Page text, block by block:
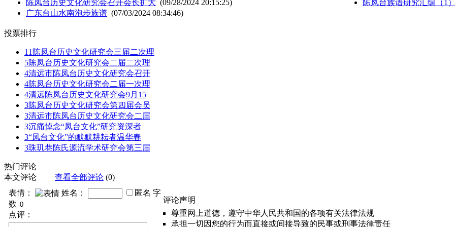
陈凤台历史文化研究会召开会长扩大 (09/28/2024 20:15:25)
广东台山水南泡步族谱 (07/03/2024 08:34:46)
陈凤台族谱研究汇编（1）
投票排行
11 陈凤台历史文化研究会三届二次理
5陈凤台历史文化研究会二届二次理
4清远市陈凤台历史文化研究会召开
4陈凤台历史文化研究会二届一次理
4清远陈凤台历史文化研究会9月15
3陈凤台历史文化研究会第四届会员
3清远市陈凤台历史文化研究会二届
3沉痛悼念“凤台文化”研究资深者
3“凤台文化”的默默耕耘者温华春
3珠玑巷陈氏源流学术研究会第三届
热门评论
本文评论
查看全部评论 (0)
表情：
姓名： 匿名 字
数
点评：
评论声明
尊重网上道德，遵守中华人民共和国的各项有关法律法规
承担一切因您的行为而直接或间接导致的民事或刑事法律责任